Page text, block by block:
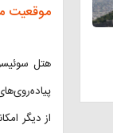
موقعیت
هتل
از دیگر